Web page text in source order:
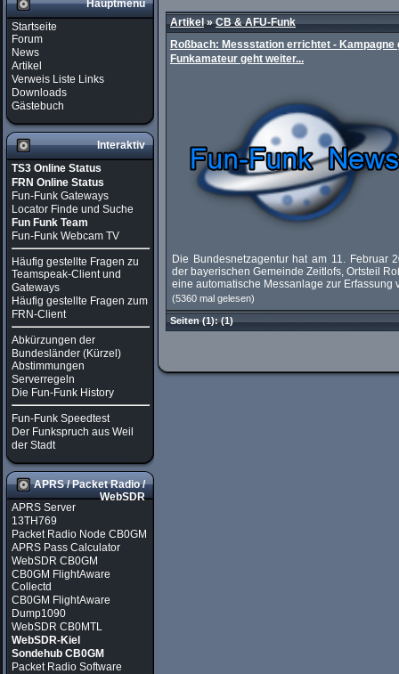
Hauptmenü
Startseite
Forum
News
Artikel
Verweis Liste Links
Downloads
Gästebuch
Interaktiv
TS3 Online Status
FRN Online Status
Fun-Funk Gateways
Locator Finde und Suche
Fun Funk Team
Fun-Funk Webcam TV
Häufig gestellte Fragen zu
Teamspeak-Client und
Gateways
Häufig gestellte Fragen zum
FRN-Client
Abkürzungen der
Bundesländer (Kürzel)
Abstimmungen
Serverregeln
Die Fun-Funk History
Fun-Funk Speedtest
Der Funkspruch aus Weil
der Stadt
APRS / Packet Radio /
WebSDR
APRS Server
13TH769
Packet Radio Node CB0GM
APRS Pass Calculator
WebSDR CB0GM
CB0GM FlightAware
Collectd
CB0GM FlightAware
Dump1090
WebSDR CB0MTL
WebSDR-Kiel
Sondehub CB0GM
Packet Radio Software
Artikel» CB & AFU-Funk
Roßbach: Messstation errichtet - Kampagne
Funkamateur geht weiter...
Die Bundesnetzagentur hat am 11. Februar
der bayerischen Gemeinde Zeitlofs, Ortsteil
eine automatische Messanlage zur Erfassung
(5360 mal gelesen)
Seiten(1):(1)